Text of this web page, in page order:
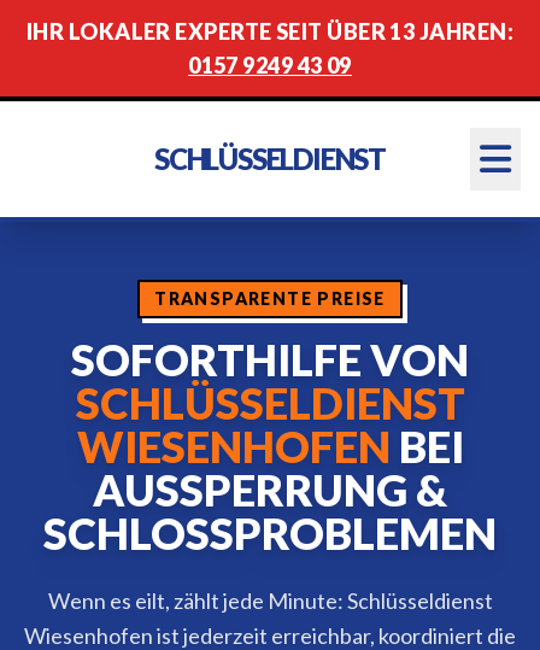
IHR LOKALER EXPERTE SEIT ÜBER 13 JAHREN:
0157 9249 43 09
SCHLÜSSELDIENST
TRANSPARENTE PREISE
SOFORTHILFE VON
SCHLÜSSELDIENST
WIESENHOFEN BEI
AUSSPERRUNG &
SCHLOSSPROBLEMEN
Wenn es eilt, zählt jede Minute: Schlüsseldienst
Wiesenhofen ist jederzeit erreichbar, koordiniert die